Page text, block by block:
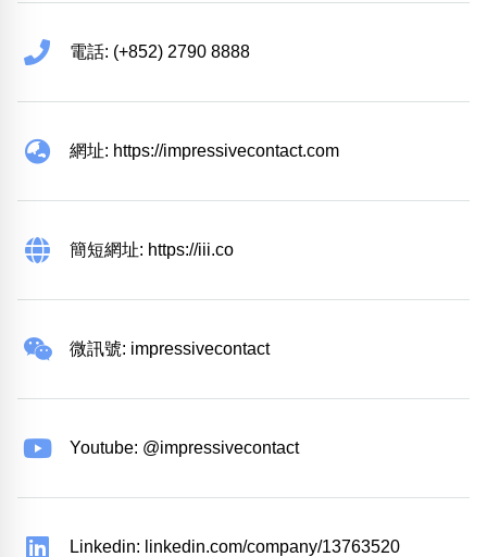
電話: (+852) 2790 8888
網址: https://impressivecontact.com
簡短網址: https://iii.co
微訊號: impressivecontact
Youtube: @impressivecontact
Linkedin: linkedin.com/company/13763520